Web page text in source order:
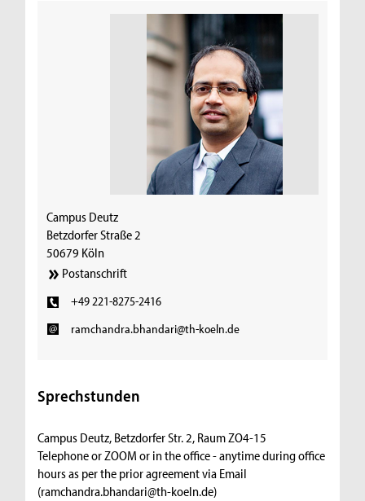
Campus Deutz
Betzdorfer Straße 2
50679 Köln
Postanschrift
+49 221-8275-2416
ramchandra.bhandari@th-koeln.de
Sprechstunden
Campus Deutz, Betzdorfer Str. 2, Raum ZO4-15
Telephone or ZOOM or in the office - anytime during office
hours as per the prior agreement via Email
(ramchandra.bhandari@th-koeln.de)